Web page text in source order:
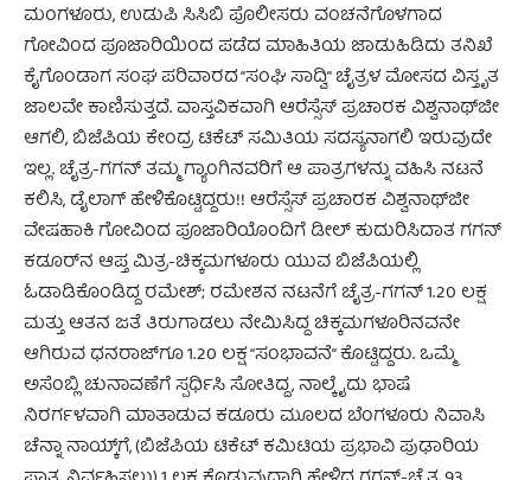
ಮಂಗಳೂರು, ಉಡುಪಿ ಸಿಸಿಬಿ ಪೊಲೀಸರು ವಂಚನೆಗೊಳಗಾದ
ಗೋವಿಂದ ಪೂಜಾರಿಯಿಂದ ಪಡೆದ ಮಾಹಿತಿಯ ಜಾಡುಹಿಡಿದು ತನಿಖೆ
ಕೈಗೊಂಡಾಗ ಸಂಘ ಪರಿವಾರದ “ಸಂಘಿ ಸಾದ್ವಿ” ಚೈತ್ರಳ ಮೋಸದ ವಿಸ್ತೃತ
ಜಾಲವೇ ಕಾಣಿಸುತ್ತದೆ. ವಾಸ್ತವಿಕವಾಗಿ ಆರೆಸ್ಸೆಸ್ ಪ್ರಚಾರಕ ವಿಶ್ವನಾಥ್‌ಜೀ
ಆಗಲಿ, ಬಿಜೆಪಿಯ ಕೇಂದ್ರ ಟಿಕೆಟ್ ಸಮಿತಿಯ ಸದಸ್ಯನಾಗಲಿ ಇರುವುದೇ
ಇಲ್ಲ. ಚೈತ್ರ-ಗಗನ್ ತಮ್ಮ ಗ್ಯಾಂಗಿನವರಿಗೆ ಆ ಪಾತ್ರಗಳನ್ನು ವಹಿಸಿ ನಟನೆ
ಕಲಿಸಿ, ಡೈಲಾಗ್ ಹೇಳಿಕೊಟ್ಟಿದ್ದರು!! ಆರೆಸ್ಸೆಸ್ ಪ್ರಚಾರಕ ವಿಶ್ವನಾಥ್‌ಜೀ
ವೇಷಹಾಕಿ ಗೋವಿಂದ ಪೂಜಾರಿಯೊಂದಿಗೆ ಡೀಲ್ ಕುದುರಿಸಿದಾತ ಗಗನ್
ಕಡೂರ್‌ನ ಆಪ್ತ ಮಿತ್ರ-ಚಿಕ್ಕಮಗಳೂರು ಯುವ ಬಿಜೆಪಿಯಲ್ಲಿ
ಓಡಾಡಿಕೊಂಡಿದ್ದ ರಮೇಶ್; ರಮೇಶನ ನಟನೆಗೆ ಚೈತ್ರ-ಗಗನ್ 1.20 ಲಕ್ಷ
ಮತ್ತು ಆತನ ಜತೆ ತಿರುಗಾಡಲು ನೇಮಿಸಿದ್ದ ಚಿಕ್ಕಮಗಳೂರಿನವನೇ
ಆಗಿರುವ ಧನರಾಜ್‌ಗೂ 1.20 ಲಕ್ಷ “ಸಂಭಾವನೆ” ಕೊಟ್ಟಿದ್ದರು. ಒಮ್ಮೆ
ಅಸೆಂಬ್ಲಿ ಚುನಾವಣೆಗೆ ಸ್ಪರ್ಧಿಸಿ ಸೋತಿದ್ದ, ನಾಲ್ಕೈದು ಭಾಷೆ
ನಿರರ್ಗಳವಾಗಿ ಮಾತಾಡುವ ಕಡೂರು ಮೂಲದ ಬೆಂಗಳೂರು ನಿವಾಸಿ
ಚೆನ್ನಾ ನಾಯ್ಕ್‌ಗೆ, (ಬಿಜೆಪಿಯ ಟಿಕೆಟ್ ಕಮಿಟಿಯ ಪ್ರಭಾವಿ ಪುಢಾರಿಯ